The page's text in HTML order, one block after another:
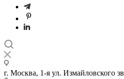
г. Москва, 1-я ул. Измайловского